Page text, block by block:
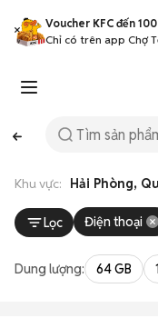
Voucher KFC đến
Chỉ có trên app Chợ
Khu vực: Hải Phòng,
Lọc Điện thoại
Dung lượng: 64 GB